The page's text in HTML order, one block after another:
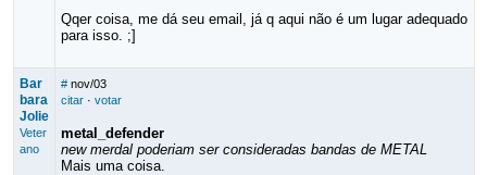
Qqer coisa, me dá seu email, já q aqui não é um lugar adequado
para isso. ;]
Bar
bara
Jolie
Veter
ano
# nov/03
citar· votar
metal_defender
new merdal poderiam ser consideradas bandas de METAL
Mais uma coisa.